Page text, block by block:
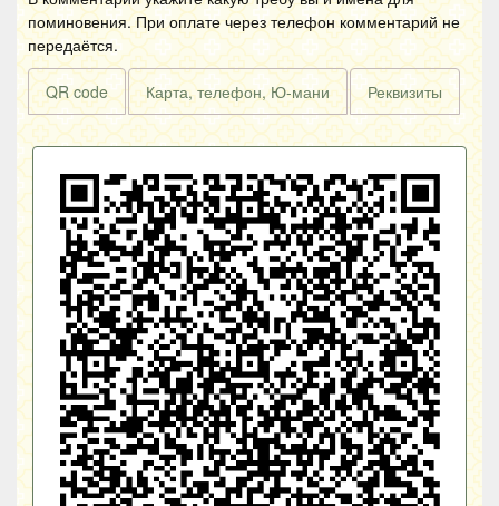
поминовения. При оплате через телефон комментарий не
передаётся.
QR code Карта, телефон, Ю-мани Реквизиты